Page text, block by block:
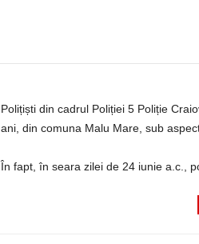
Polițiști din cadrul Poliției 5 Poliție
ani, din comuna Malu Mare, sub
În fapt, în seara zilei de 24 iunie a.c.,